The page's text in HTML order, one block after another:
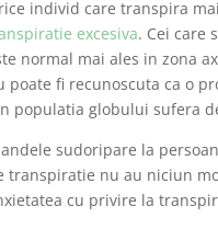
individ care transpira
excesiva. Cei care
normal mai ales in zona
poate fi recunoscuta ca o
populatia globului sufera
sudoripare la
transpiratie nu au niciun
cu privire la